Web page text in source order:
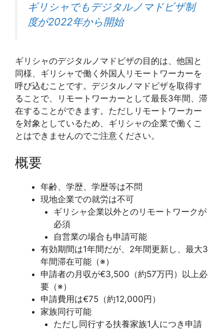
ギリシャでもデジタルノマドビザ制
度が2022年から開始
ギリシャのデジタルノマドビザの目的は、他国と
同様、ギリシャで働く外国人リモートワーカーを
呼び込むことです。デジタルノマドビザを取得す
ることで、リモートワーカーとして最長3年間、滞
在することができます。ただしリモートワーカー
を対象としているため、ギリシャの企業で働くこ
とはできませんのでご注意ください。
概要
年齢、学歴、学歴等は不問
現地企業での就労は不可
ギリシャ企業以外とのリモートワークが
必須
自営業の場合も申請可能
有効期間は1年間だが、2年間更新し、最大3
年間滞在可能（※）
申請者の月収が€3,500（約57万円）以上必
要（※）
申請費用は€75（約12,000円）
家族同行可能
ただし同行する扶養家族1人につき申請